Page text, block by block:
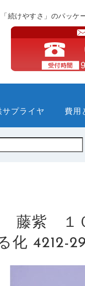
続けやすさ」のパッケ
サプライヤ 費用
藤紫 １
化 4212-